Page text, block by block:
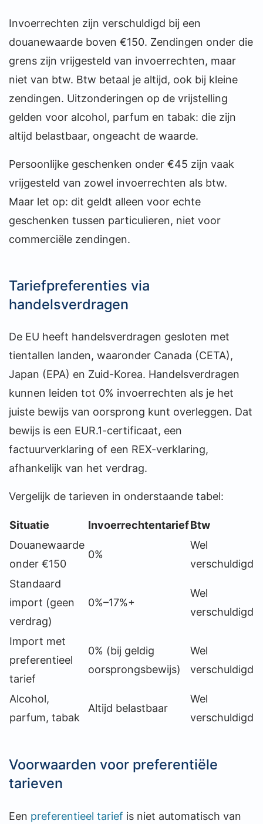
Invoerrechten zijn verschuldigd bij een
douanewaarde boven €150. Zendingen onder die
grens zijn vrijgesteld van invoerrechten, maar
niet van btw. Btw betaal je altijd, ook bij kleine
zendingen. Uitzonderingen op de vrijstelling
gelden voor alcohol, parfum en tabak: die zijn
altijd belastbaar, ongeacht de waarde.
Persoonlijke geschenken onder €45 zijn vaak
vrijgesteld van zowel invoerrechten als btw.
Maar let op: dit geldt alleen voor echte
geschenken tussen particulieren, niet voor
commerciële zendingen.
Tariefpreferenties via
handelsverdragen
De EU heeft handelsverdragen gesloten met
tientallen landen, waaronder Canada (CETA),
Japan (EPA) en Zuid-Korea. Handelsverdragen
kunnen leiden tot 0% invoerrechten als je het
juiste bewijs van oorsprong kunt overleggen. Dat
bewijs is een EUR.1-certificaat, een
factuurverklaring of een REX-verklaring,
afhankelijk van het verdrag.
Vergelijk de tarieven in onderstaande tabel:
Situatie InvoerrechtentariefBtw
Douanewaarde
onder €150
0%
Wel
verschuldigd
Standaard
import (geen
verdrag)
0%–17%+
Wel
verschuldigd
Import met
preferentieel
tarief
0% (bij geldig
oorsprongsbewijs)
Wel
verschuldigd
Alcohol,
parfum, tabak
Altijd belastbaar
Wel
verschuldigd
Voorwaarden voor preferentiële
tarieven
Een preferentieel tarief is niet automatisch van